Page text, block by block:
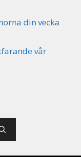
din vecka
vår